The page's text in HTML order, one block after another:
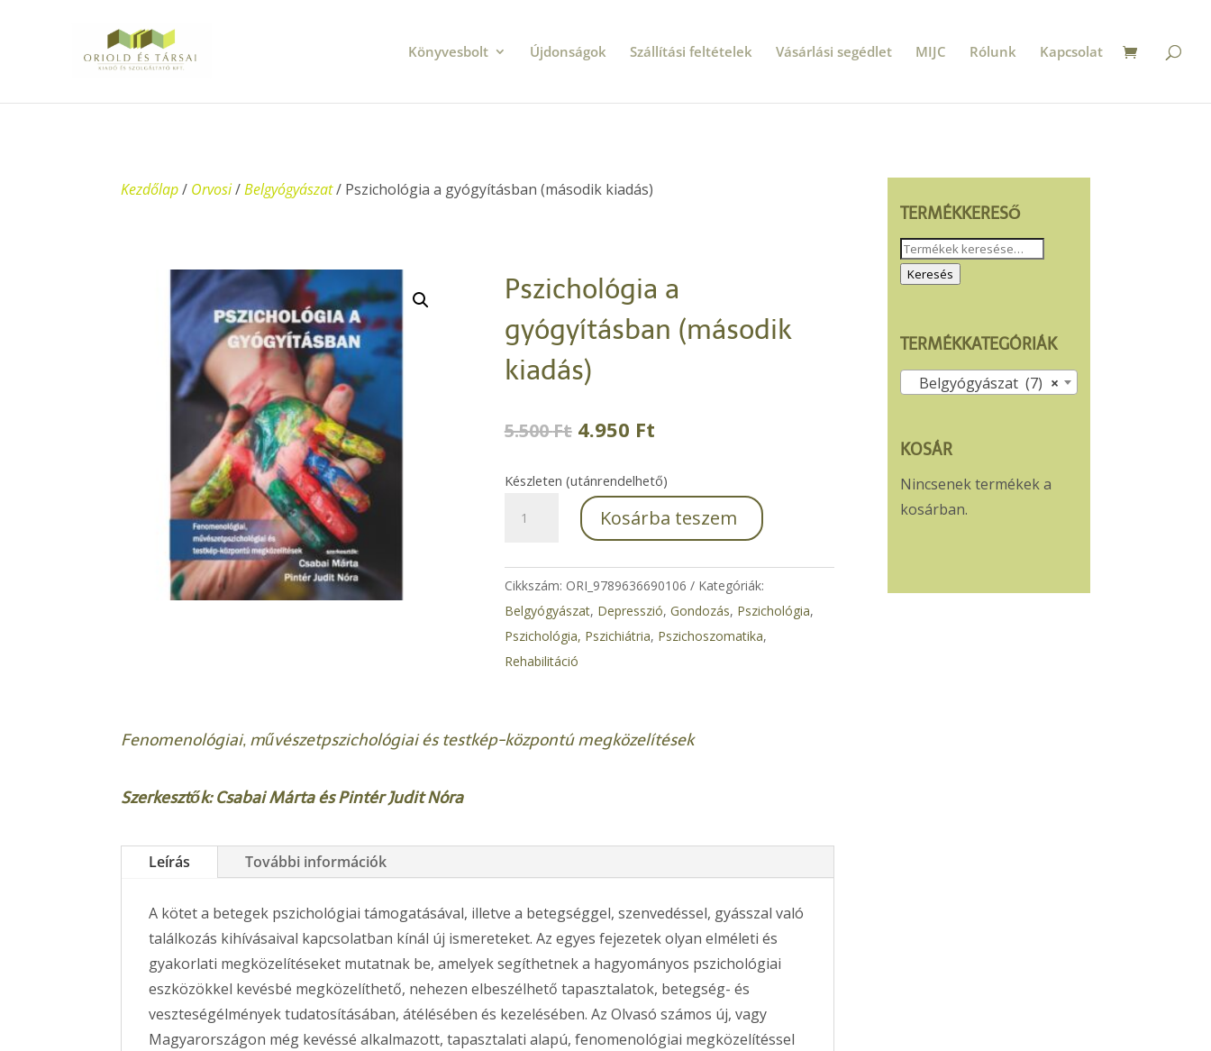
Könyvesbolt Újdonságok Szállítási feltételek Vásárlási segédlet MIJC Rólunk Kapcsolat
Kezdőlap/ Orvosi/Belgyógyászat/ Pszichológia a gyógyításban (második kiadás)
Pszichológia a
gyógyításban (második
kiadás)
5.500Ft Original
was:
5.500 Ft.
4.950 FtCurrent
is:
4.950 Ft.
Készleten (utánrendelhető)
Pszichológia
(második
kiadás)
mennyiség
Kosárba teszem
Cikkszám: ORI_9789636690106
Kategóriák:
Belgyógyászat, Depresszió, Gondozás, Pszichológia,
Pszichológia, Pszichiátria, Pszichoszomatika,
Rehabilitáció
Fenomenológiai, művészetpszichológiai és testkép-központú megközelítések
Szerkesztők: Csabai Márta és Pintér Judit Nóra
Leírás További információk
A kötet a betegek pszichológiai támogatásával, illetve a betegséggel, szenvedéssel, gyásszal való
találkozás kihívásaival kapcsolatban kínál új ismereteket. Az egyes fejezetek olyan elméleti és
gyakorlati megközelítéseket mutatnak be, amelyek segíthetnek a hagyományos pszichológiai
eszközökkel kevésbé megközelíthető, nehezen elbeszélhető tapasztalatok, betegség- és
veszteségélmények tudatosításában, átélésében és kezelésében. Az Olvasó számos új, vagy
Magyarországon még kevéssé alkalmazott, tapasztalati alapú, fenomenológiai megközelítéssel
TERMÉKKERESŐ
Keresés
a Keresés
TERMÉKKATEGÓRIÁK
×
Belgyógyászat (7)
KOSÁR
Nincsenek termékek a
kosárban.